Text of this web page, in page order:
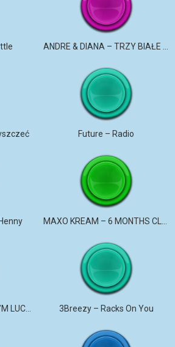
Future – Radio
Maxo Kream – HOW TF I’M LUCKY 3Breezy – Racks On You